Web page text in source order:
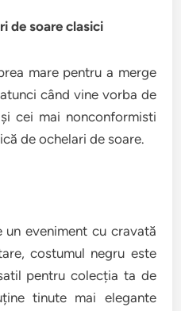
de soare clasici
mare pentru a merge
când vine vorba de
cei mai nonconformisti
de ochelari de soare.
eveniment cu cravată
costumul negru este
pentru colecția ta de
tinute mai elegante